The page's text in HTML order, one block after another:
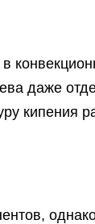
даже
кипения